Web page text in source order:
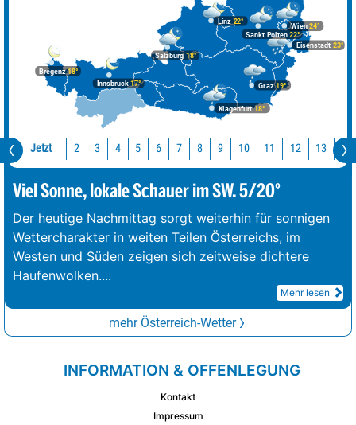
Bregenz18°
Graz19°
Innsbruck17°
Klagenfurt18°
Linz22°
Salzburg18°
Wien24°
Eisenstadt 23°
Sankt Pölten22°
Jetzt 2 3 4 5 6 7 8 9 10 11 12 13 14
Viel Sonne, lokale Schauer im SW. 5/20°
Der heutige Nachmittag sorgt weiterhin für sonnigen
Wettercharakter in weiten Teilen Österreichs, im
Westen und Süden zeigen sich zeitweise dichtere
Haufenwolken....
Mehr lesen
mehr Österreich-Wetter
INFORMATION & OFFENLEGUNG
Kontakt
Impressum